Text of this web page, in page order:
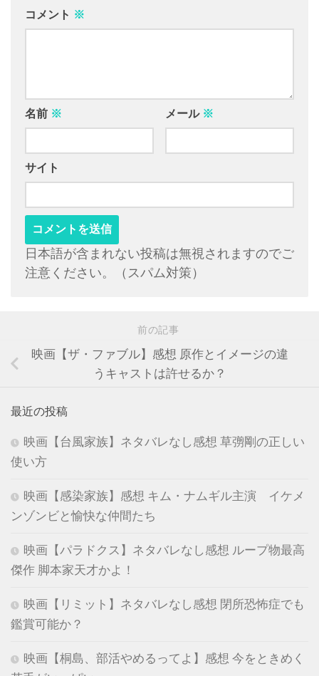
コメント ※
名前 ※ メール ※
サイト
日本語が含まれない投稿は無視されますのでご
注意ください。（スパム対策）
前の記事
映画【ザ・ファブル】感想 原作とイメージの違
うキャストは許せるか？
最近の投稿
映画【台風家族】ネタバレなし感想 草彅剛の正しい
使い方
映画【感染家族】感想 キム・ナムギル主演 イケメ
ンゾンビと愉快な仲間たち
映画【パラドクス】ネタバレなし感想 ループ物最高
傑作 脚本家天才かよ！
映画【リミット】ネタバレなし感想 閉所恐怖症でも
鑑賞可能か？
映画【桐島、部活やめるってよ】感想 今をときめく